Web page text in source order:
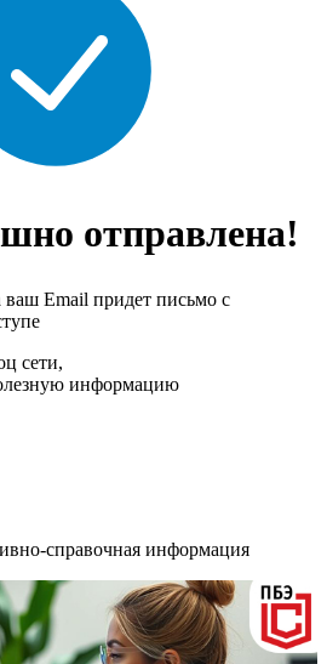
отправлена!
Email придет письмо с
сети,
информацию
справочная информация